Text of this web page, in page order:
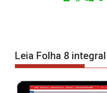
Leia Folha 8